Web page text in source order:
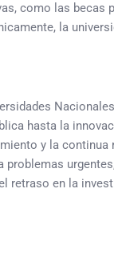
como las becas
la
hasta la
y la
retraso en la